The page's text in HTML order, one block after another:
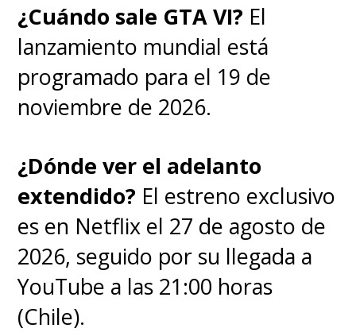
¿Cuándo sale GTA VI? El
lanzamiento mundial está
programado para el 19 de
noviembre de 2026.
¿Dónde ver el adelanto
extendido? El estreno exclusivo
es en Netflix el 27 de agosto de
2026, seguido por su llegada a
YouTube a las 21:00 horas
(Chile).